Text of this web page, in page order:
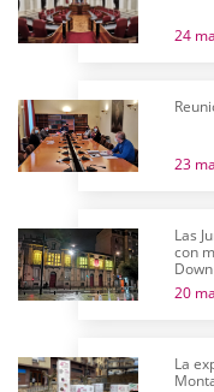
24
23
Las
con
Down
20
La